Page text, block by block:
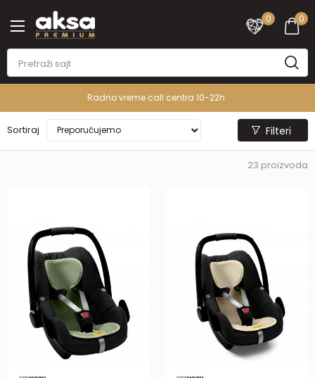
0
0
PREMIUM ASORTIMAN
Sortiraj Filteri
23 proizvoda